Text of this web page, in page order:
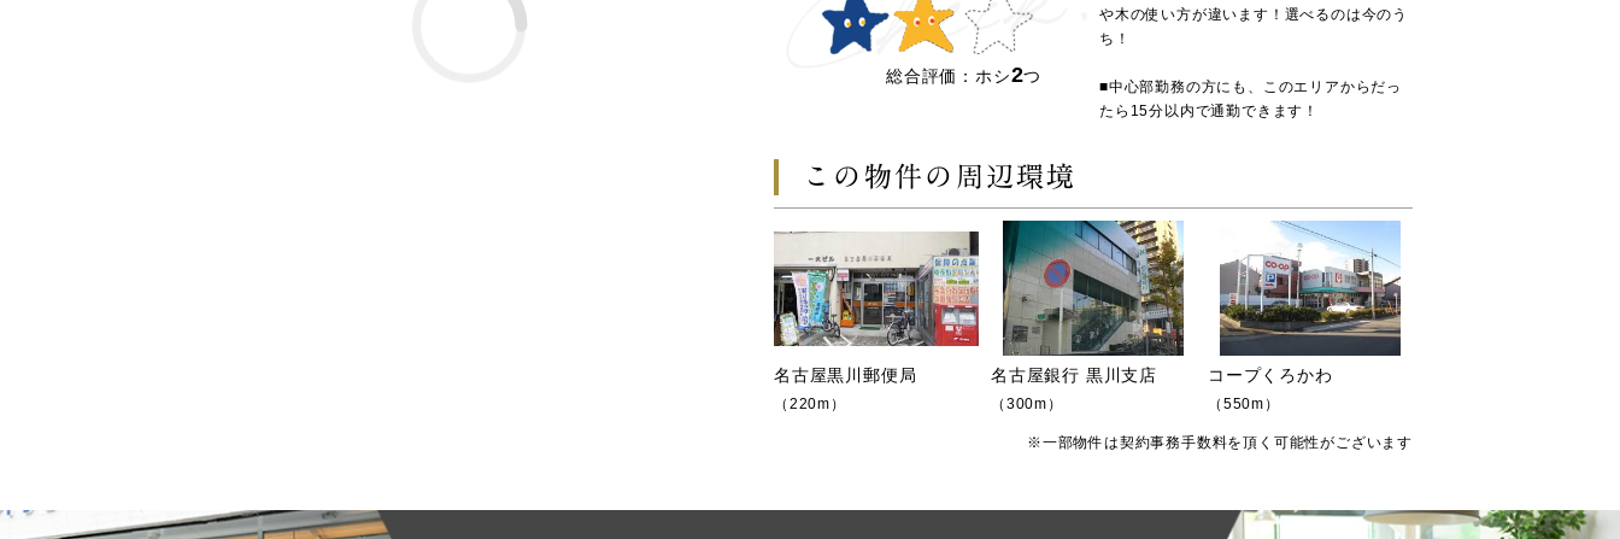
総合評価：ホシ2つ
や木の使い方が違います！選べるのは今のう
ち！
■中心部勤務の方にも、このエリアからだっ
たら15分以内で通勤できます！
この物件の周辺環境
名古屋黒川郵便局
（220m）
名古屋銀行 黒川支店
（300m）
コープくろかわ
（550m）
※一部物件は契約事務手数料を頂く可能性がございます